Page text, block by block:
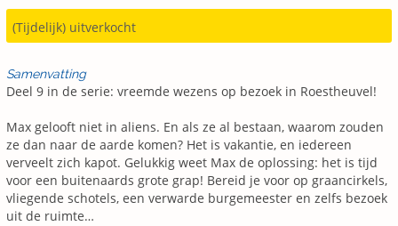
(Tijdelijk) uitverkocht
Samenvatting
Deel 9 in de serie: vreemde wezens op bezoek in Roestheuvel!
Max gelooft niet in aliens. En als ze al bestaan, waarom zouden
ze dan naar de aarde komen? Het is vakantie, en iedereen
verveelt zich kapot. Gelukkig weet Max de oplossing: het is tijd
voor een buitenaards grote grap! Bereid je voor op graancirkels,
vliegende schotels, een verwarde burgemeester en zelfs bezoek
uit de ruimte…